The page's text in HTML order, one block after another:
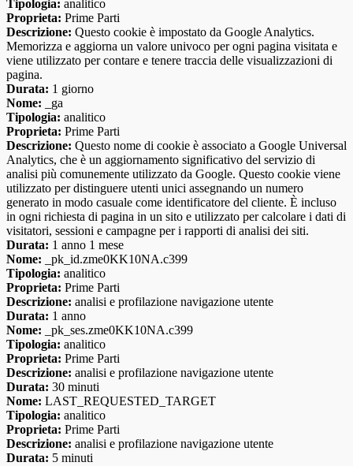
Tipologia: analitico
Proprieta: Prime Parti
Descrizione: Questo cookie è impostato da Google Analytics.
Memorizza e aggiorna un valore univoco per ogni pagina visitata e
viene utilizzato per contare e tenere traccia delle visualizzazioni di
pagina.
Durata: 1 giorno
Nome: _ga
Tipologia: analitico
Proprieta: Prime Parti
Descrizione: Questo nome di cookie è associato a Google Universal
Analytics, che è un aggiornamento significativo del servizio di
analisi più comunemente utilizzato da Google. Questo cookie viene
utilizzato per distinguere utenti unici assegnando un numero
generato in modo casuale come identificatore del cliente. È incluso
in ogni richiesta di pagina in un sito e utilizzato per calcolare i dati di
visitatori, sessioni e campagne per i rapporti di analisi dei siti.
Durata: 1 anno 1 mese
Nome: _pk_id.zme0KK10NA.c399
Tipologia: analitico
Proprieta: Prime Parti
Descrizione: analisi e profilazione navigazione utente
Durata: 1 anno
Nome: _pk_ses.zme0KK10NA.c399
Tipologia: analitico
Proprieta: Prime Parti
Descrizione: analisi e profilazione navigazione utente
Durata: 30 minuti
Nome: LAST_REQUESTED_TARGET
Tipologia: analitico
Proprieta: Prime Parti
Descrizione: analisi e profilazione navigazione utente
Durata: 5 minuti